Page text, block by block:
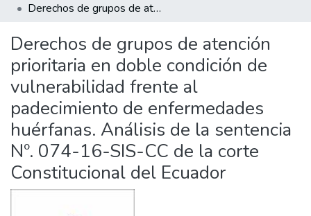
Statistics
Derechos de grupos de atención prioritaria en doble condición de vulnerabilidad frente al padecimiento de enfermedades huérfanas. Análisis de la sentencia Nº. 074-16-SIS-CC de la corte Constitucional del Ecuador
Derechos de grupos de atención
prioritaria en doble condición de
vulnerabilidad frente al
padecimiento de enfermedades
huérfanas. Análisis de la sentencia
Nº. 074-16-SIS-CC de la corte
Constitucional del Ecuador